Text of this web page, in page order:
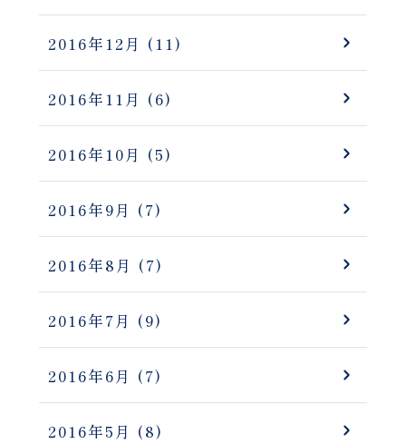
2016年12月 (11)
2016年11月 (6)
2016年10月 (5)
2016年9月 (7)
2016年8月 (7)
2016年7月 (9)
2016年6月 (7)
2016年5月 (8)